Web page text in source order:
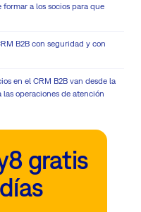
a los socios para que
B2B con seguridad y con
en el CRM B2B van desde la
operaciones de atención
gratis